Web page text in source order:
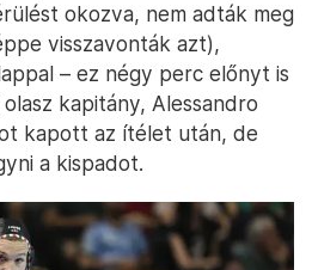
okozva, nem adták meg
visszavonták azt),
– ez négy perc előnyt is
kapitány, Alessandro
kapott az ítélet után, de
a kispadot.